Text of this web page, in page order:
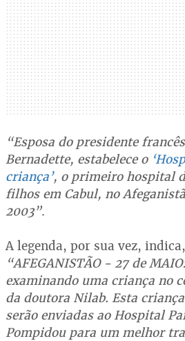
“Esposa do presidente
Bernadette, estabelece o
criança’, o primeiro hospital
filhos em Cabul, no
2003”.
A legenda, por sua vez,
“AFEGANISTÃO - 27 de
examinando uma criança no
da doutora Nilab. Esta
serão enviadas ao Hospital
Pompidou para um melhor